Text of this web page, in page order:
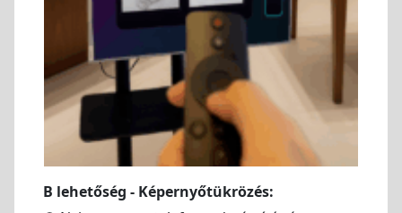
B lehetőség - Képernyőtükrözés: